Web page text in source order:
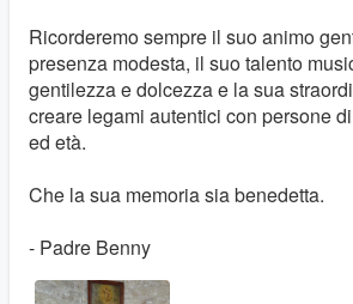
Ricorderemo sempre il suo animo
presenza modesta, il suo talento
gentilezza e dolcezza e la sua
creare legami autentici con persone
ed età.
Che la sua memoria sia benedetta.
- Padre Benny